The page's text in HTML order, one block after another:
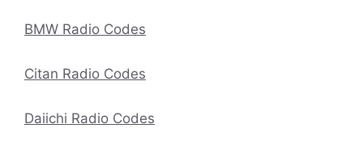
BMW Radio Codes
Citan Radio Codes
Daiichi Radio Codes